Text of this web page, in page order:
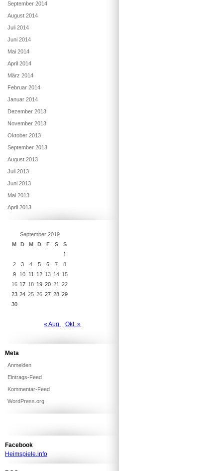
September 2014
August 2014
Juli 2014
Juni 2014
Mai 2014
April 2014
März 2014
Februar 2014
Januar 2014
Dezember 2013
November 2013
Oktober 2013
September 2013
August 2013
Juli 2013
Juni 2013
Mai 2013
April 2013
September 2019
M
D M D F S
S
1
2
3 4 5 6 7
8
9
10 11 12 13 14 15
16 17 18 19 20 21
22
23 24 25 26 27 28 29
30
« Aug. Okt. »
Meta
Anmelden
Eintrags-Feed
Kommentar-Feed
WordPress.org
Facebook
Heimspiele.info